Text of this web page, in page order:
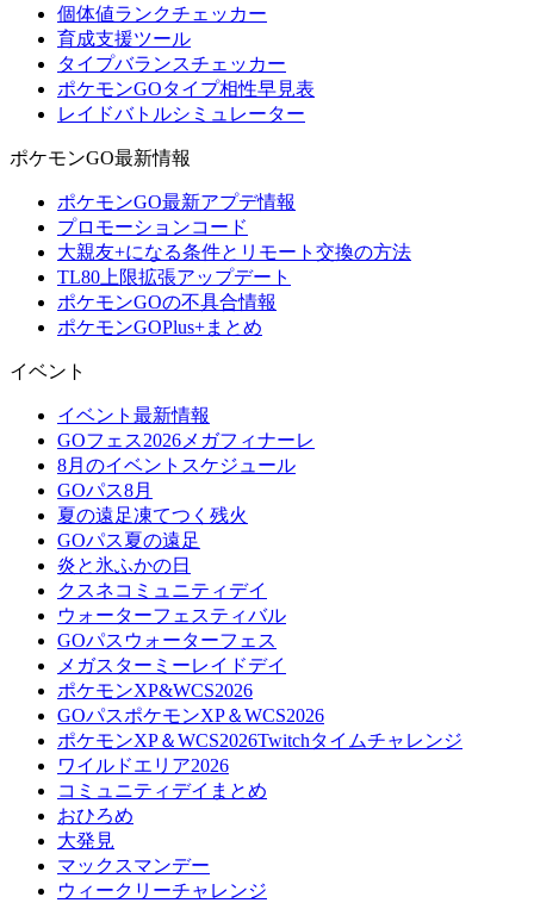
個体値ランクチェッカー
育成支援ツール
タイプバランスチェッカー
ポケモンGOタイプ相性早見表
レイドバトルシミュレーター
ポケモンGO最新情報
ポケモンGO最新アプデ情報
プロモーションコード
大親友+になる条件とリモート交換の方法
TL80上限拡張アップデート
ポケモンGOの不具合情報
ポケモンGOPlus+まとめ
イベント
イベント最新情報
GOフェス2026メガフィナーレ
8月のイベントスケジュール
GOパス8月
夏の遠足凍てつく残火
GOパス夏の遠足
炎と氷ふかの日
クスネコミュニティデイ
ウォーターフェスティバル
GOパスウォーターフェス
メガスターミーレイドデイ
ポケモンXP&WCS2026
GOパスポケモンXP＆WCS2026
ポケモンXP＆WCS2026Twitchタイムチャレンジ
ワイルドエリア2026
コミュニティデイまとめ
おひろめ
大発見
マックスマンデー
ウィークリーチャレンジ